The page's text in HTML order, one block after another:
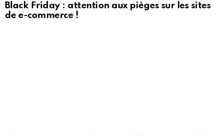
Black Friday : attention aux pièges sur les sites
de e-commerce !